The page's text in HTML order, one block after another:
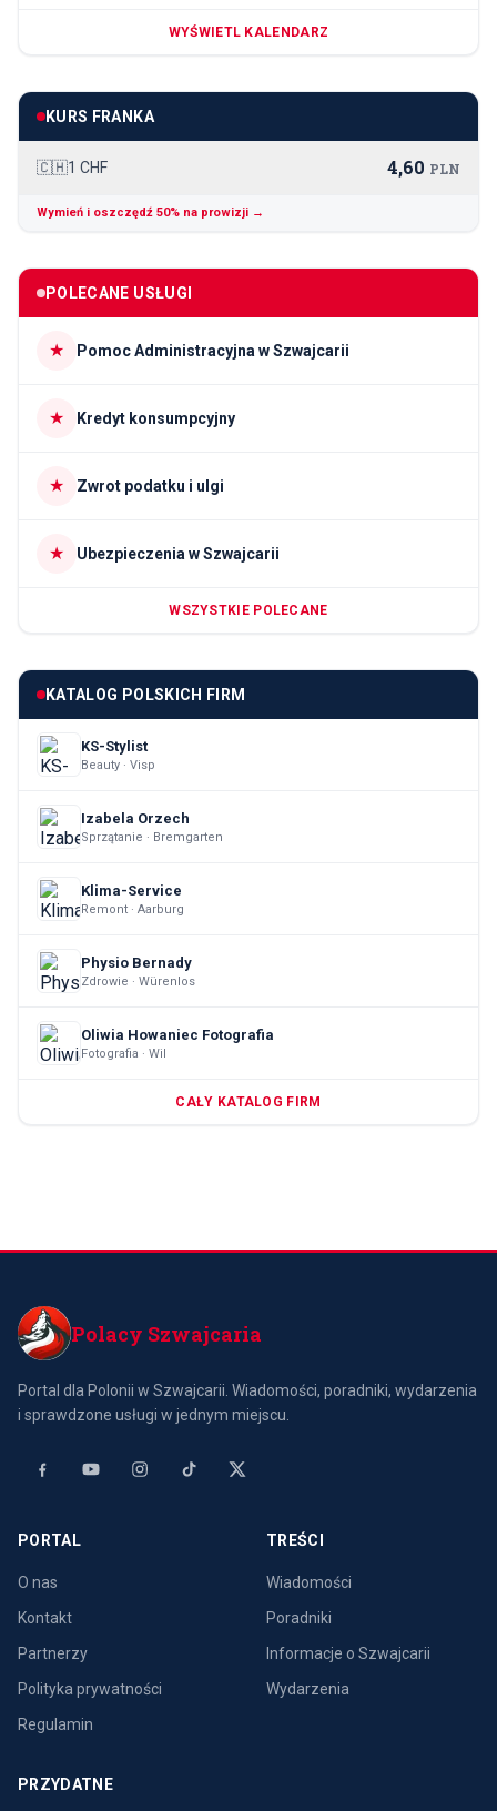
WYŚWIETL KALENDARZ
KURS FRANKA
🇨🇭1 CHF 4,60 PLN
Wymień i oszczędź 50% na prowizji →
POLECANE USŁUGI
★ Pomoc Administracyjna w Szwajcarii
★ Kredyt konsumpcyjny
★ Zwrot podatku i ulgi
★ Ubezpieczenia w Szwajcarii
WSZYSTKIE POLECANE
KATALOG POLSKICH FIRM
KS-Stylist
Beauty · Visp
Izabela Orzech
Sprzątanie · Bremgarten
Klima-Service
Remont · Aarburg
Physio Bernady
Zdrowie · Würenlos
Oliwia Howaniec Fotografia
Fotografia · Wil
CAŁY KATALOG FIRM
Polacy Szwajcaria
Portal dla Polonii w Szwajcarii. Wiadomości, poradniki, wydarzenia
i sprawdzone usługi w jednym miejscu.
PORTAL
O nas
Kontakt
Partnerzy
Polityka prywatności
Regulamin
TREŚCI
Wiadomości
Poradniki
Informacje o Szwajcarii
Wydarzenia
PRZYDATNE